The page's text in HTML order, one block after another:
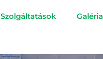
Szolgáltatások Galéria